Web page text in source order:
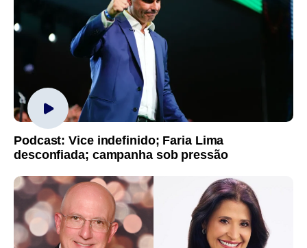
Podcast: Vice indefinido; Faria Lima
desconfiada; campanha sob pressão